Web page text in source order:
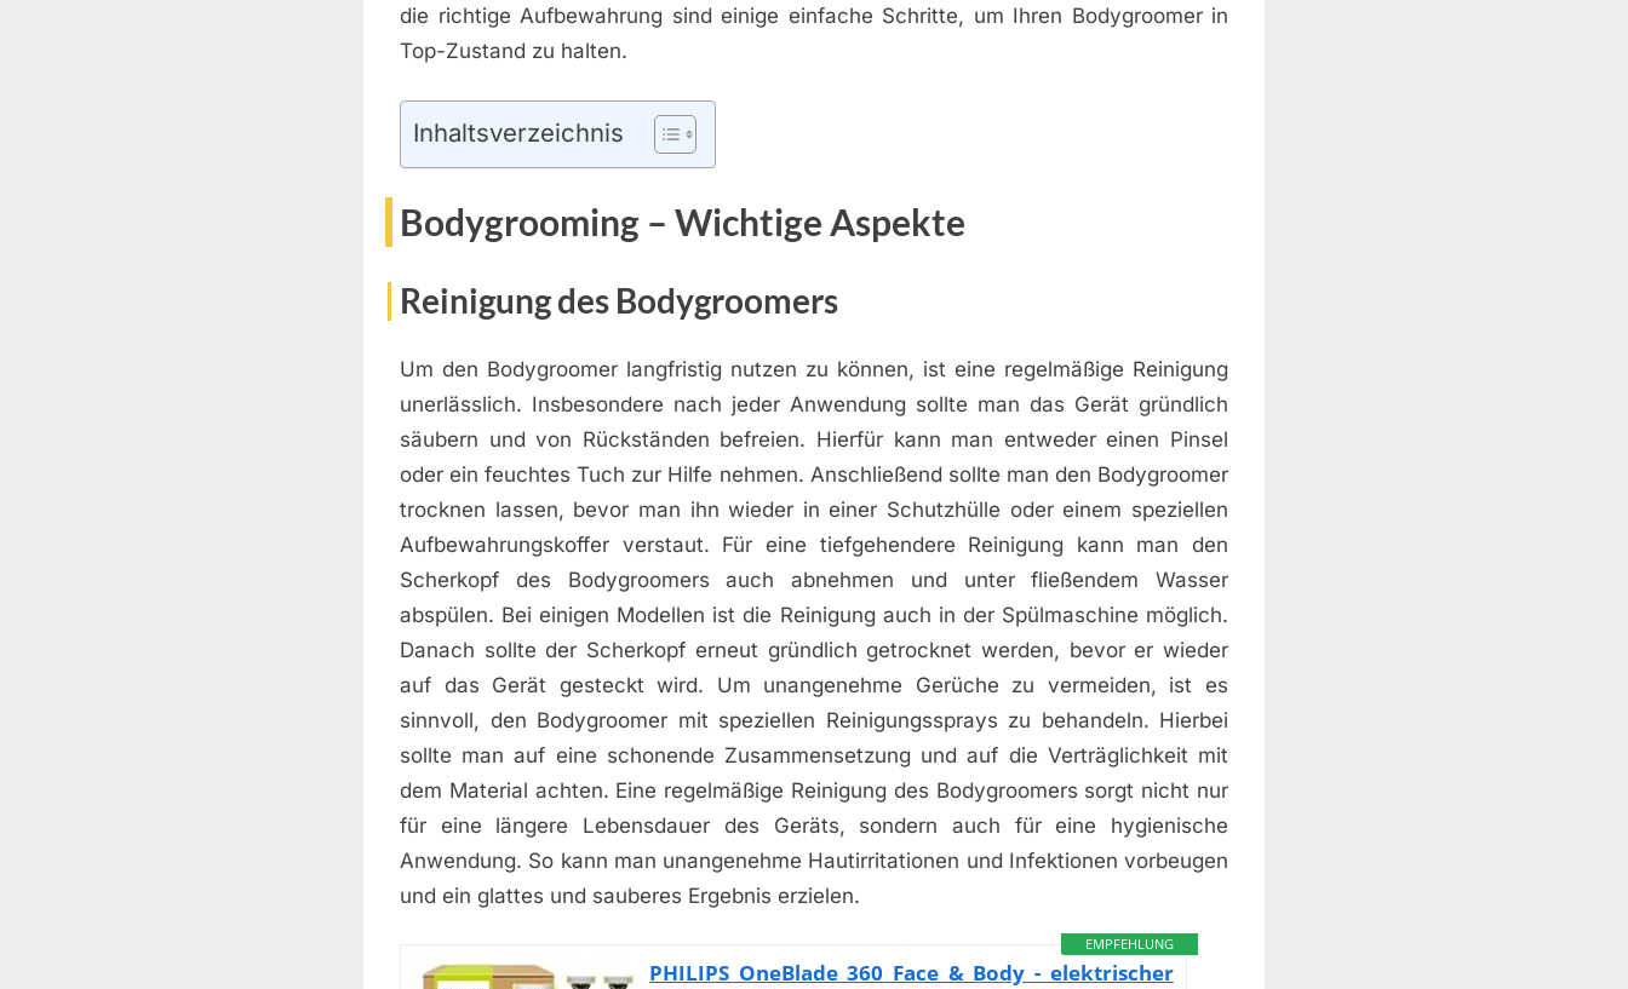
die richtige Aufbewahrung sind einige einfache Schritte, um Ihren Bodygroomer in
Top-Zustand zu halten.
Inhaltsverzeichnis
Bodygrooming – Wichtige Aspekte
Reinigung des Bodygroomers
Um den Bodygroomer langfristig nutzen zu können, ist eine regelmäßige Reinigung
unerlässlich. Insbesondere nach jeder Anwendung sollte man das Gerät gründlich
säubern und von Rückständen befreien. Hierfür kann man entweder einen Pinsel
oder ein feuchtes Tuch zur Hilfe nehmen. Anschließend sollte man den Bodygroomer
trocknen lassen, bevor man ihn wieder in einer Schutzhülle oder einem speziellen
Aufbewahrungskoffer verstaut. Für eine tiefgehendere Reinigung kann man den
Scherkopf des Bodygroomers auch abnehmen und unter fließendem Wasser
abspülen. Bei einigen Modellen ist die Reinigung auch in der Spülmaschine möglich.
Danach sollte der Scherkopf erneut gründlich getrocknet werden, bevor er wieder
auf das Gerät gesteckt wird. Um unangenehme Gerüche zu vermeiden, ist es
sinnvoll, den Bodygroomer mit speziellen Reinigungssprays zu behandeln. Hierbei
sollte man auf eine schonende Zusammensetzung und auf die Verträglichkeit mit
dem Material achten. Eine regelmäßige Reinigung des Bodygroomers sorgt nicht nur
für eine längere Lebensdauer des Geräts, sondern auch für eine hygienische
Anwendung. So kann man unangenehme Hautirritationen und Infektionen vorbeugen
und ein glattes und sauberes Ergebnis erzielen.
EMPFEHLUNG
PHILIPS OneBlade 360 Face & Body - elektrischer